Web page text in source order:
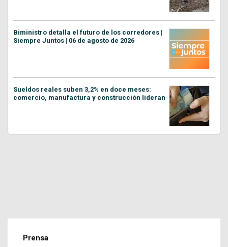
Biministro detalla el futuro de los corredores |
Siempre Juntos | 06 de agosto de 2026
Sueldos reales suben 3,2% en doce meses:
comercio, manufactura y construcción lideran
Prensa